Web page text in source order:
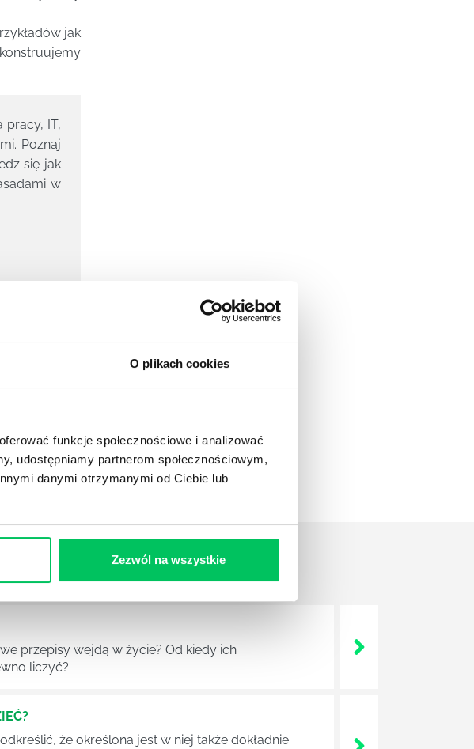
O plikach cookies
funkcje społecznościowe i analizować
udostępniamy partnerom społecznościowym,
danymi otrzymanymi od Ciebie lub
Zezwól na wszystkie
jak
pracy, IT,
Poznaj
się jak
w
przepisy wejdą w życie? Od kiedy ich
liczyć?
że określona jest w niej także dokładnie